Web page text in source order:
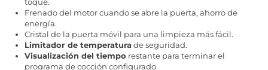
Frenado del motor cuando se abre la puerta, ahorro de
energía.
Cristal de la puerta móvil para una limpieza más fácil.
Limitador de temperaturade seguridad.
Visualización del tiempo restante para terminar el
programa de cocción configurado.